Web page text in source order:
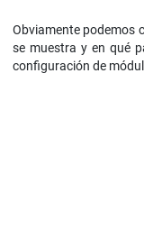
Obviamente podemos
se muestra y en qué
configuración de